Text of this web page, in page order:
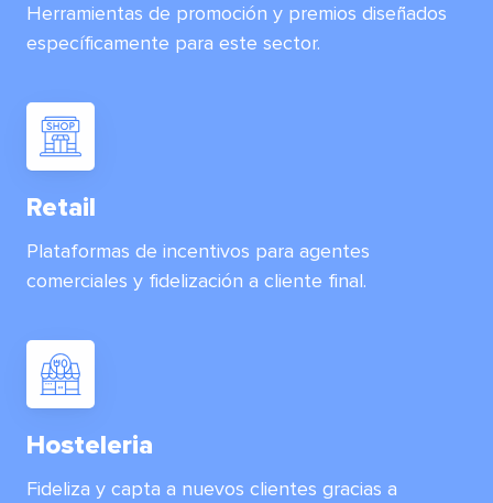
Herramientas de promoción y premios diseñados
específicamente para este sector.
Retail
Plataformas de incentivos para agentes
comerciales y fidelización a cliente final.
Hosteleria
Fideliza y capta a nuevos clientes gracias a